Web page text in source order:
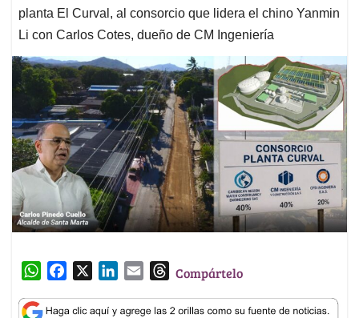
planta El Curval, al consorcio que lidera el chino Yanmin
Li con Carlos Cotes, dueño de CM Ingeniería
W
a
c
n
a
T
r
Compártelo